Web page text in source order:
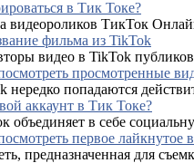
в Тик Токе?
видеороликов ТикТок
фильма из TikTok
видео в TikTok
просмотренные
нередко попадаются
аккаунт в Тик Токе?
объединяет в себе
первое лайкнутое
предназначенная для